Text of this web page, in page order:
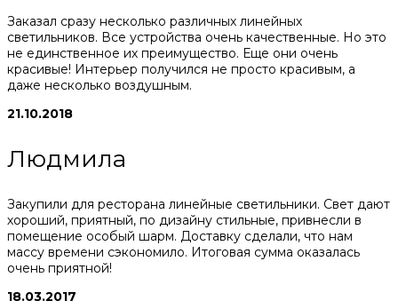
Заказал сразу несколько различных линейных
светильников. Все устройства очень качественные. Но это
не единственное их преимущество. Еще они очень
красивые! Интерьер получился не просто красивым, а
даже несколько воздушным.
21.10.2018
Людмила
Закупили для ресторана линейные светильники. Свет дают
хороший, приятный, по дизайну стильные, привнесли в
помещение особый шарм. Доставку сделали, что нам
массу времени сэкономило. Итоговая сумма оказалась
очень приятной!
18.03.2017